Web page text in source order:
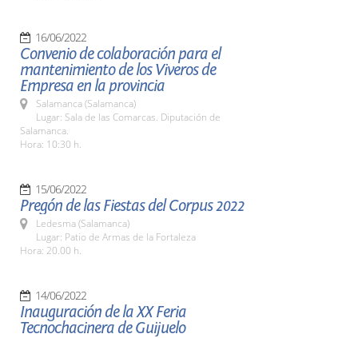
16/06/2022
Convenio de colaboración para el
mantenimiento de los Viveros de
Empresa en la provincia
Salamanca (Salamanca)
Lugar: Sala de las Comarcas. Diputación de
Salamanca.
Hora: 10:30 h.
15/06/2022
Pregón de las Fiestas del Corpus 2022
Ledesma (Salamanca)
Lugar: Patio de Armas de la Fortaleza
Hora: 20.00 h.
14/06/2022
Inauguración de la XX Feria
Tecnochacinera de Guijuelo